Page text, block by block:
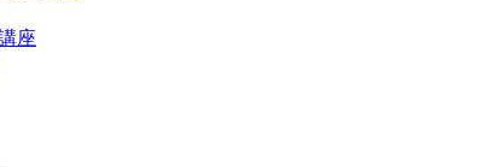
座